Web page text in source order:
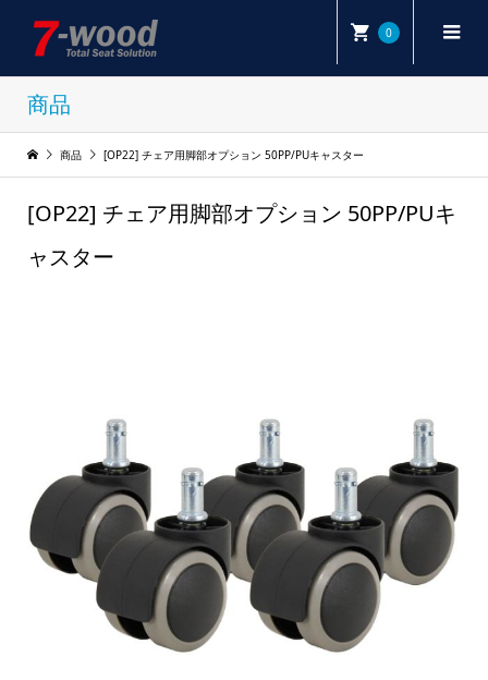
0
商品
商品 [OP22] チェア用脚部オプション 50PP/PUキャスター
[OP22] チェア用脚部オプション 50PP/PUキ
ャスター